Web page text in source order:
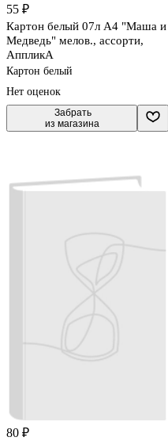
55 ₽
Картон белый 07л А4 "Маша и
Медведь" мелов., ассорти,
АппликА
Картон белый
Нет оценок
Забрать
из магазина
80 ₽